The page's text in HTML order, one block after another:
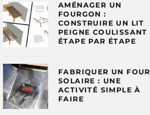
AMÉNAGER UN
FOURGON :
CONSTRUIRE UN LIT
PEIGNE COULISSANT
ÉTAPE PAR ÉTAPE
FABRIQUER UN FOUR
SOLAIRE : UNE
ACTIVITÉ SIMPLE À
FAIRE